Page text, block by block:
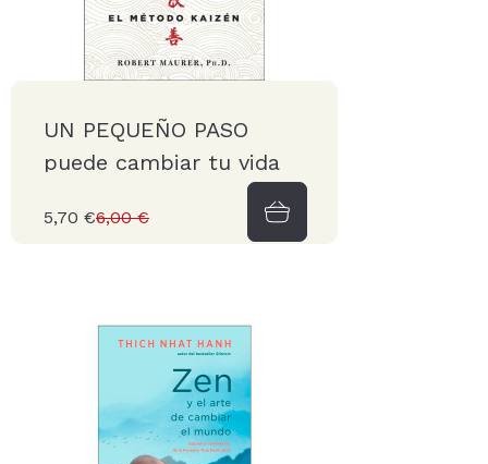
UN PEQUEÑO PASO
puede cambiar tu vida
5,70 €6,00 €